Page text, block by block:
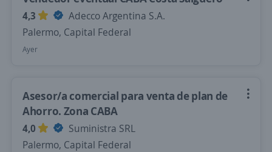
4,3
Adecco Argentina S.A.
Palermo, Capital Federal
Ayer
Asesor/a comercial para venta de plan de
Ahorro. Zona CABA
4,0
Suministra SRL
Palermo, Capital Federal